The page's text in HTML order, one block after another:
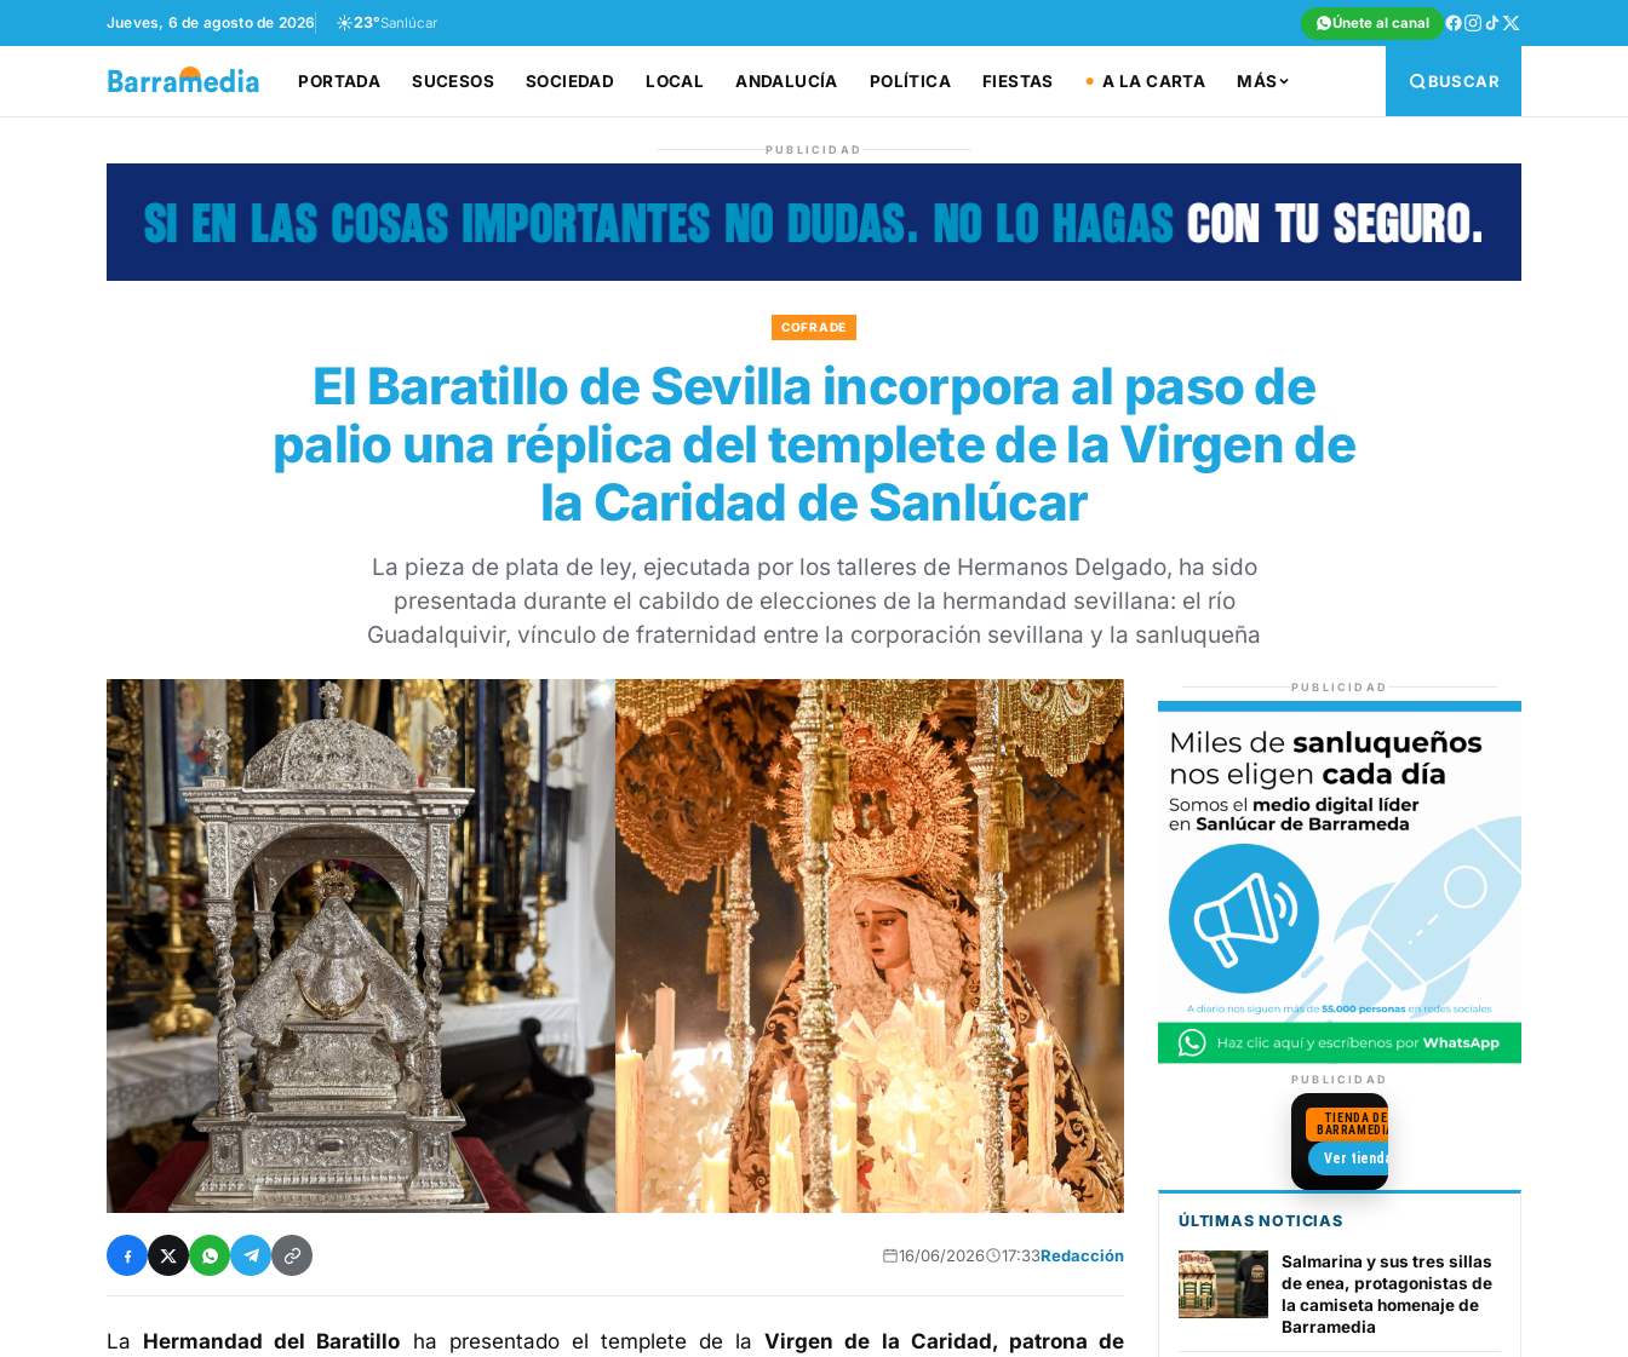
Jueves, 6 de agosto de 2026 ☀️23°Sanlúcar Únete al canal
PORTADA SUCESOS SOCIEDAD LOCAL ANDALUCÍA POLÍTICA FIESTAS A LA CARTA MÁS BUSCAR
PUBLICIDAD
COFRADE
El Baratillo de Sevilla incorpora al paso de
palio una réplica del templete de la Virgen de
la Caridad de Sanlúcar
La pieza de plata de ley, ejecutada por los talleres de Hermanos Delgado, ha sido
presentada durante el cabildo de elecciones de la hermandad sevillana: el río
Guadalquivir, vínculo de fraternidad entre la corporación sevillana y la sanluqueña
16/06/2026 17:33Redacción
La Hermandad del Baratillo ha presentado el templete de laVirgen de la Caridad, patrona de
PUBLICIDAD
PUBLICIDAD
TIENDA DE
BARRAMEDIA
Camisetas de Sanlúcar
Ver tienda →
ÚLTIMAS NOTICIAS
Salmarina y sus tres sillas
de enea, protagonistas de
la camiseta homenaje de
Barramedia